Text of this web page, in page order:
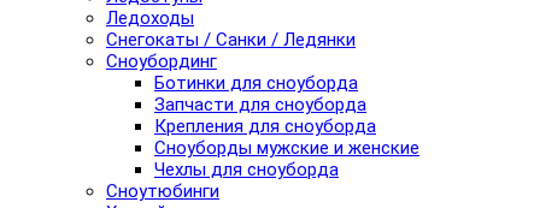
Ледоходы
Снегокаты / Санки / Ледянки
Сноубординг
Ботинки для сноуборда
Запчасти для сноуборда
Крепления для сноуборда
Сноуборды мужские и женские
Чехлы для сноуборда
Сноутюбинги